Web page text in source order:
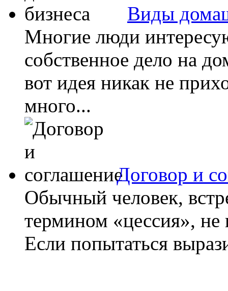
Виды
Многие люди
собственное дело на
вот идея никак не
много...
Договор и
Обычный человек,
термином «цессия», не
Если попытаться